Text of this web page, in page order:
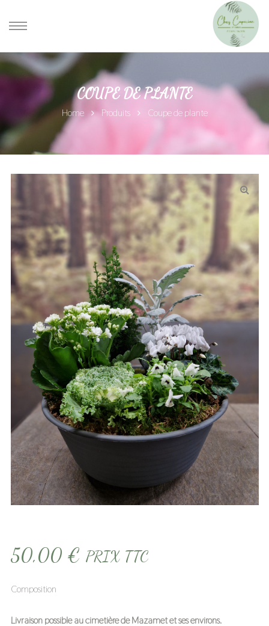
COUPE DE PLANTE
Home Produits Coupe de plante
50,00 € PRIX TTC
Composition
Livraison possible au cimetière de Mazamet et ses environs.